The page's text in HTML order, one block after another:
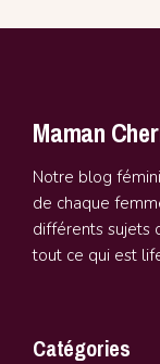
Maman
Notre blog
de chaque
différents sujets
tout ce qui est
Catégories